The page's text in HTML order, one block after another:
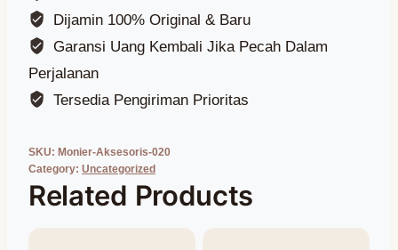
Dijamin 100% Original & Baru
Garansi Uang Kembali Jika Pecah Dalam
Perjalanan
Tersedia Pengiriman Prioritas
SKU: Monier-Aksesoris-020
Category: Uncategorized
Related Products